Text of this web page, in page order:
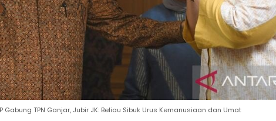
Gabung TPN Ganjar, Jubir JK: Beliau Sibuk Urus Kemanusiaan dan Umat